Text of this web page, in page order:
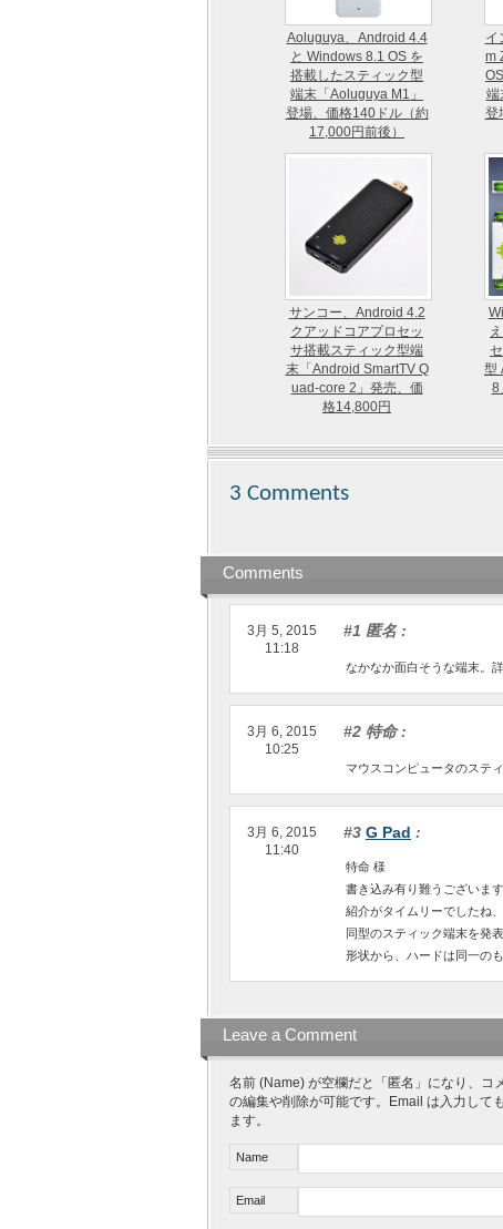
Aoluguya、Android 4.4
と Windows 8.1 OS を
搭載したスティック型
端末「Aoluguya M1」
登場、価格140ドル（約
17,000円前後）
イ
m
端
登
サンコー、Android 4.2
クアッドコアプロセッ
サ搭載スティック型端
末「Android SmartTV Q
uad-core 2」発売、価
格14,800円
型
8
3 Comments
Comments
3月 5, 2015
11:18
#1 匿名 :
なかなか面白そうな端末。
3月 6, 2015
10:25
#2 特命:
マウスコンピュータのステ
3月 6, 2015
11:40
#3 G Pad :
特命 様
書き込み有り難うございます
紹介がタイムリーでしたね
同型のスティック端末を発
形状から、ハードは同一の
Leave a Comment
名前 (Name) が空欄だと「匿名」になり、コ
の編集や削除が可能です。Email は入力して
ます。
Name
Email